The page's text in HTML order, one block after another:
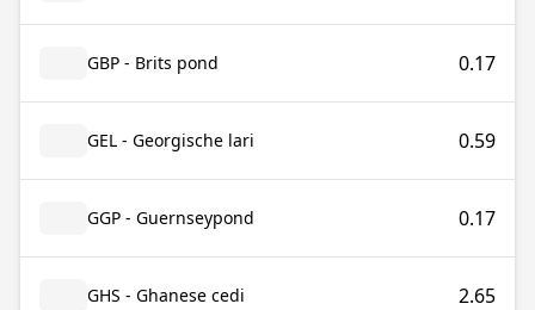
GBP - Brits pond 0.17
GEL - Georgische lari 0.59
GGP - Guernseypond 0.17
GHS - Ghanese cedi 2.65